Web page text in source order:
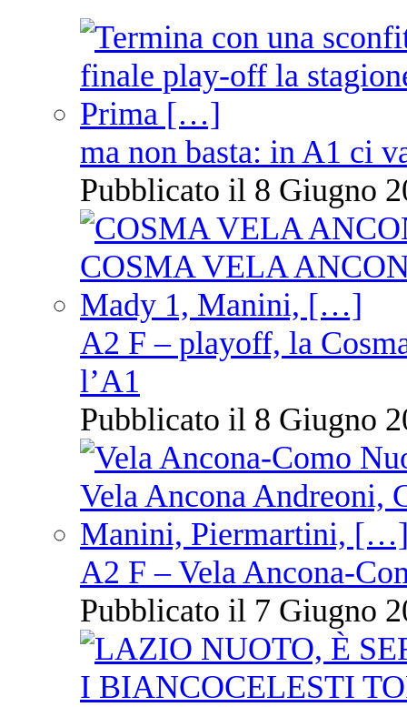
ma non basta: in A1 ci
Pubblicato il 8 Giugno
A2 F – playoff, la
l’A1
Pubblicato il 8 Giugno
A2 F – Vela Ancona-
Pubblicato il 7 Giugno